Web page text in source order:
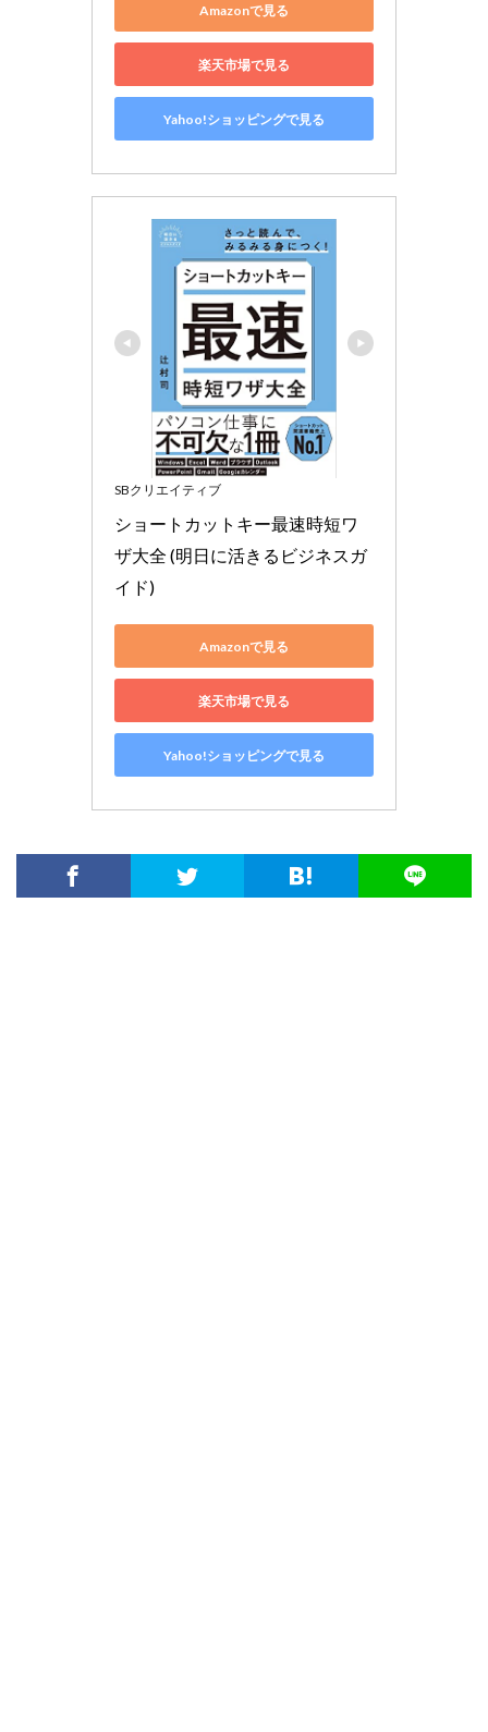
Amazonで見る
楽天市場で見る
Yahoo!ショッピングで見る
SBクリエイティブ
ショートカットキー最速時短ワ
ザ大全 (明日に活きるビジネスガ
イド)
Amazonで見る
楽天市場で見る
Yahoo!ショッピングで見る